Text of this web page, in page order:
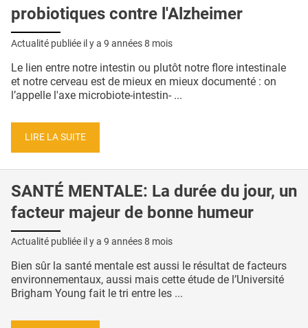
probiotiques contre l'Alzheimer
Actualité publiée il y a 9 années 8 mois
Le lien entre notre intestin ou plutôt notre flore intestinale
et notre cerveau est de mieux en mieux documenté : on
l’appelle l'axe microbiote-intestin- ...
LIRE LA SUITE
SANTÉ MENTALE: La durée du jour, un
facteur majeur de bonne humeur
Actualité publiée il y a 9 années 8 mois
Bien sûr la santé mentale est aussi le résultat de facteurs
environnementaux, aussi mais cette étude de l’Université
Brigham Young fait le tri entre les ...